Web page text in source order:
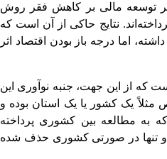
اثر توسعه مالی بر کاهش فقر روش
۲۹ کشور در حال توسعه با درآمد متوسط به بالا در سال‌های ۱۹۹۰ تا ۲۰۱۱ پرداخته‌اند. نتایج حاکی از آن است که
اما درجه باز بودن اقتصاد اثر
که از این جهت، جنبه نوآوری این
یک کشور یا یک استان بوده و
به مطالعه بین کشوری پرداخته
2000 تا 2019 در مدل پژوهش وارد شوند و تنها در صورتی کشوری حذف شده